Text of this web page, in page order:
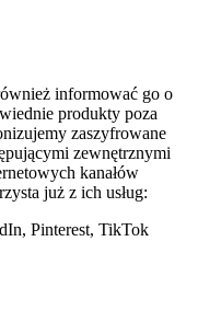
informować go o
produkty poza
zaszyfrowane
zewnętrznymi
kanałów
już z ich usług:
Pinterest, TikTok